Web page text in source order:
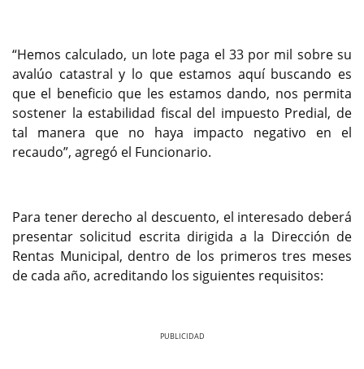
“Hemos calculado, un lote paga el 33 por mil sobre su
avalúo catastral y lo que estamos aquí buscando es
que el beneficio que les estamos dando, nos permita
sostener la estabilidad fiscal del impuesto Predial, de
tal manera que no haya impacto negativo en el
recaudo”, agregó el Funcionario.
Para tener derecho al descuento, el interesado deberá
presentar solicitud escrita dirigida a la Dirección de
Rentas Municipal, dentro de los primeros tres meses
de cada año, acreditando los siguientes requisitos: